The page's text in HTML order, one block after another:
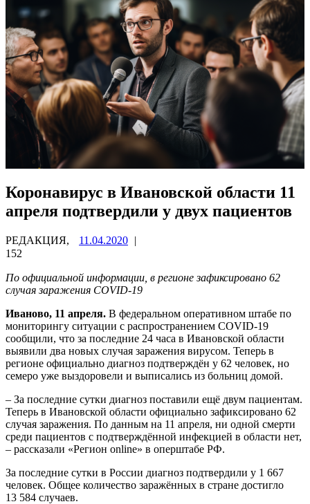
Коронавирус в Ивановской области 11
апреля подтвердили у двух пациентов
РЕДАКЦИЯ, 11.04.2020 |
152
По официальной информации, в регионе зафиксировано 62
случая заражения COVID-19
Иваново, 11 апреля. В федеральном оперативном штабе по
мониторингу ситуации с распространением COVID-19
сообщили, что за последние 24 часа в Ивановской области
выявили два новых случая заражения вирусом. Теперь в
регионе официально диагноз подтверждён у 62 человек, но
семеро уже выздоровели и выписались из больниц домой.
– За последние сутки диагноз поставили ещё двум пациентам.
Теперь в Ивановской области официально зафиксировано 62
случая заражения. По данным на 11 апреля, ни одной смерти
среди пациентов с подтверждённой инфекцией в области нет,
– рассказали «Регион online» в оперштабе РФ.
За последние сутки в России диагноз подтвердили у 1 667
человек. Общее количество заражённых в стране достигло
13 584 случаев.